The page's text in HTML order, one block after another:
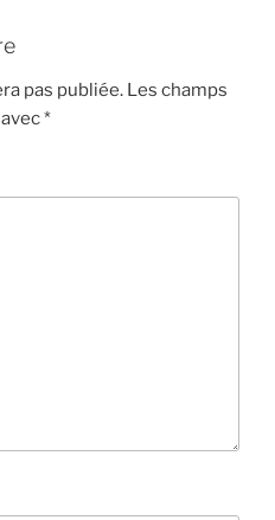
pas publiée. Les champs
*